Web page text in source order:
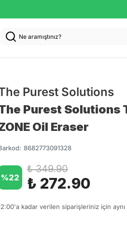
Purest Solutions
Purest Solutions
Oil Eraser
: 8682773091328
%22
₺ 349.90
₺ 272.90
kadar verilen siparişleriniz için aynı